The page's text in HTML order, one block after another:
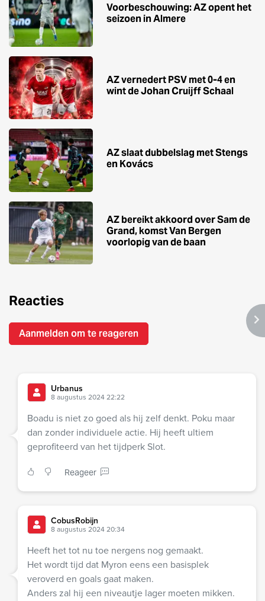
Voorbeschouwing: AZ opent het
seizoen in Almere
AZ vernedert PSV met 0-4 en
wint de Johan Cruijff Schaal
AZ slaat dubbelslag met Stengs
en Kovács
AZ bereikt akkoord over Sam de
Grand, komst Van Bergen
voorlopig van de baan
Reacties
Aanmelden om te reageren
Urbanus
8 augustus 2024 22:22
Boadu is niet zo goed als hij zelf denkt. Poku maar
dan zonder individuele actie. Hij heeft ultiem
geprofiteerd van het tijdperk Slot.
Reageer
CobusRobijn
8 augustus 2024 20:34
Heeft het tot nu toe nergens nog gemaakt.
Het wordt tijd dat Myron eens een basisplek
veroverd en goals gaat maken.
Anders zal hij een niveautje lager moeten mikken.